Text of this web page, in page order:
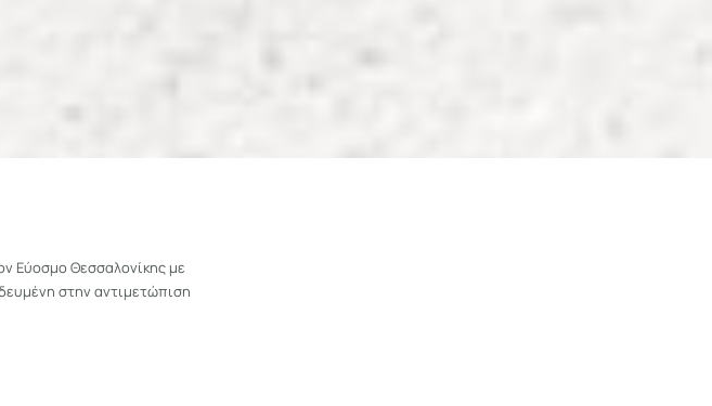
Εύοσμο Θεσσαλονίκης με
στην αντιμετώπιση